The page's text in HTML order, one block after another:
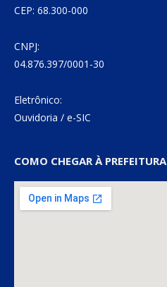
CEP: 68.300-000
CNPJ:
04.876.397/0001-30
Eletrônico:
Ouvidoria / e-SIC
COMO CHEGAR À PREFEITURA